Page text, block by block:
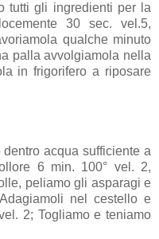
tutti gli ingredienti per la
30 sec. vel.5,
qualche minuto
palla avvolgiamola nella
in frigorifero a riposare
acqua sufficiente a
6 min. 100° vel. 2,
peliamo gli asparagi e
nel cestello e
2; Togliamo e teniamo